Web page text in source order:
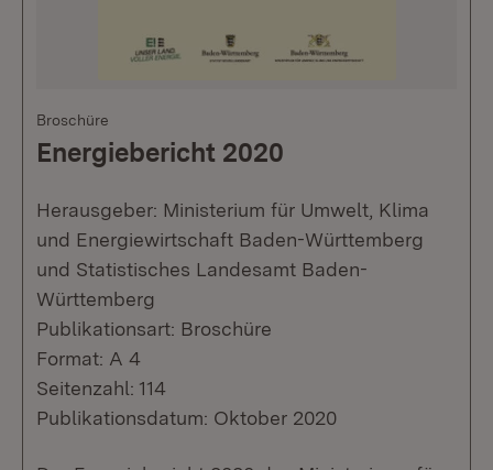
Broschüre
Energiebericht 2020
Herausgeber: Ministerium für Umwelt, Klima
und Energiewirtschaft Baden-Württemberg
und Statistisches Landesamt Baden-
Württemberg
Publikationsart: Broschüre
Format: A 4
Seitenzahl: 114
Publikationsdatum: Oktober 2020